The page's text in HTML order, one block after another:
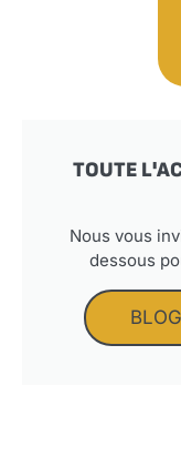
TOUTE
Nous vous
dessous